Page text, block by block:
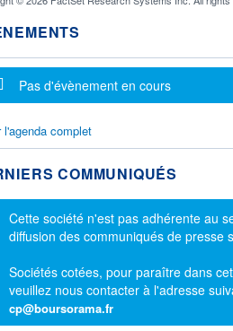
Message d'information
Pas d'évènement en cours
l'agenda complet
COMMUNIQUÉS
Message d'information
Cette société n'est pas adhérente au
diffusion des communiqués de presse
Sociétés cotées, pour paraître dans
veuillez nous contacter à l'adresse
cp@boursorama.fr